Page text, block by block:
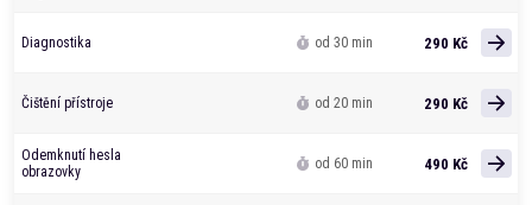
Diagnostika od 30 min 290 Kč
Čištění přístroje od 20 min 290 Kč
Odemknutí hesla
obrazovky
od 60 min 490 Kč